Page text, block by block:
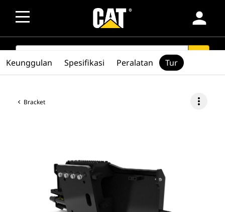
person
SEARCH
Bracket more_vert
Keunggulan Spesifikasi Peralatan Tur